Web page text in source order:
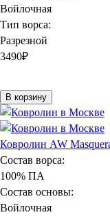
Войлочная
Тип ворса:
Разрезной
3490₽
В корзину
Ковролин AW
Состав ворса:
100% ПА
Состав основы:
Войлочная